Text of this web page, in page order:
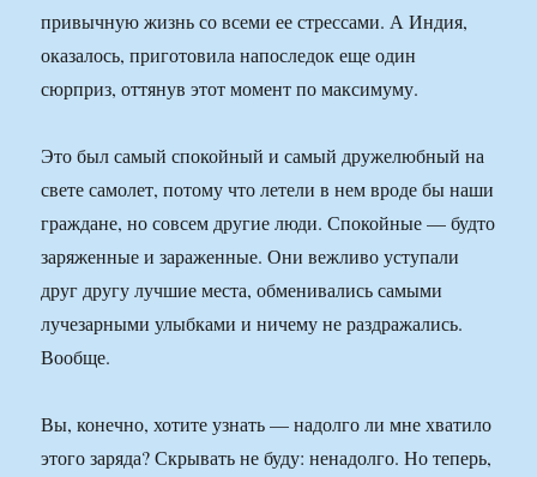
привычную жизнь со всеми ее стрессами. А Индия,
оказалось, приготовила напоследок еще один
сюрприз, оттянув этот момент по максимуму.
Это был самый спокойный и самый дружелюбный на
свете самолет, потому что летели в нем вроде бы наши
граждане, но совсем другие люди. Спокойные — будто
заряженные и зараженные. Они вежливо уступали
друг другу лучшие места, обменивались самыми
лучезарными улыбками и ничему не раздражались.
Вообще.
Вы, конечно, хотите узнать — надолго ли мне хватило
этого заряда? Скрывать не буду: ненадолго. Но теперь,